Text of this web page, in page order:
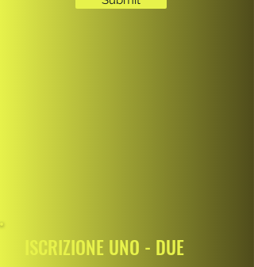
ISCRIZIONE UNO - DUE